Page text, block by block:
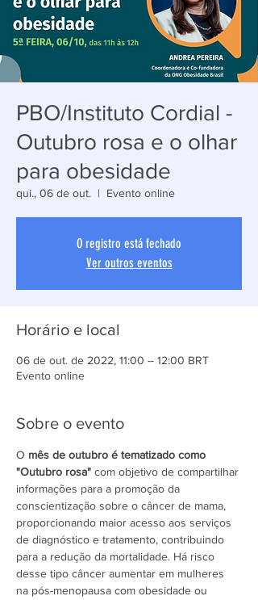
PBO/Instituto Cordial -
Outubro rosa e o olhar
para obesidade
qui., 06 de out.
  |
Evento online
O registro está fechado
Ver outros eventos
Horário e local
06 de out. de 2022, 11:00 – 12:00 BRT
Evento online
Sobre o evento
O mês de outubro é tematizado como
"Outubro rosa" com objetivo de compartilhar
informações para a promoção da
conscientização sobre o câncer de mama,
proporcionando maior acesso aos serviços
de diagnóstico e tratamento, contribuindo
para a redução da mortalidade. Há risco
desse tipo câncer aumentar em mulheres
na pós-menopausa com obesidade ou